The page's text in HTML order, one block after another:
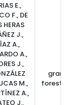
E.,
F., DE
HERAS
J.,
A.,
A.,
J.,
M.,
A.,
J.,
grandes
forestales,